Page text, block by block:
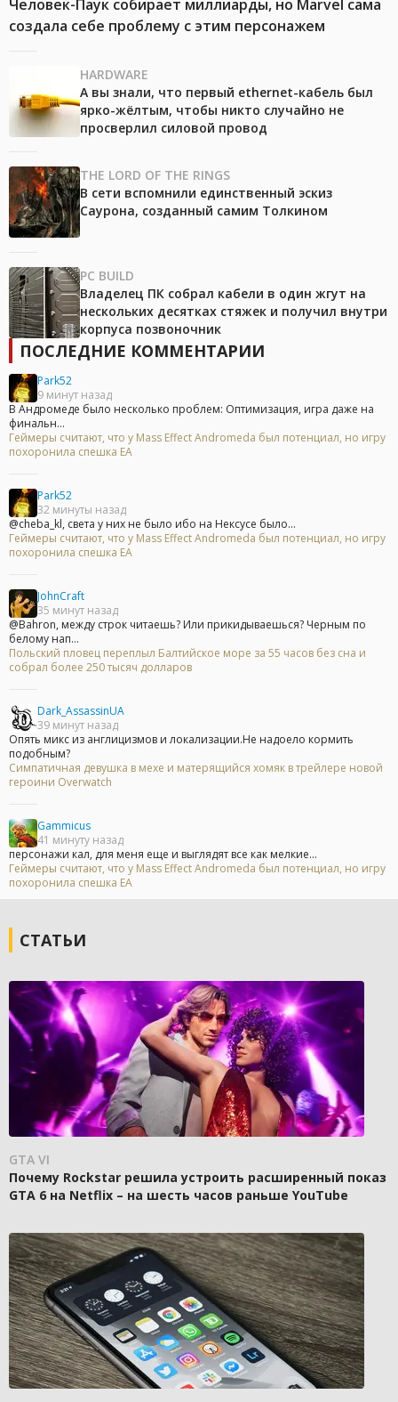
Человек-Паук собирает миллиарды, но Marvel сама
создала себе проблему с этим персонажем
HARDWARE
А вы знали, что первый ethernet-кабель был
ярко-жёлтым, чтобы никто случайно не
просверлил силовой провод
THE LORD OF THE RINGS
В сети вспомнили единственный эскиз
Саурона, созданный самим Толкином
PC BUILD
Владелец ПК собрал кабели в один жгут на
нескольких десятках стяжек и получил внутри
корпуса позвоночник
ПОСЛЕДНИЕ КОММЕНТАРИИ
Park52
9 минут назад
В Андромеде было несколько проблем: Оптимизация, игра даже на
финальн...
Геймеры считают, что у Mass Effect Andromeda был потенциал, но игру
похоронила спешка EA
Park52
32 минуты назад
@cheba_kl, света у них не было ибо на Нексусе было...
Геймеры считают, что у Mass Effect Andromeda был потенциал, но игру
похоронила спешка EA
JohnCraft
35 минут назад
@Bahron, между строк читаешь? Или прикидываешься? Черным по
белому нап...
Польский пловец переплыл Балтийское море за 55 часов без сна и
собрал более 250 тысяч долларов
Dark_AssassinUA
39 минут назад
Опять микс из англицизмов и локализации.Не надоело кормить
подобным?
Симпатичная девушка в мехе и матерящийся хомяк в трейлере новой
героини Overwatch
Gammicus
41 минуту назад
персонажи кал, для меня еще и выглядят все как мелкие...
Геймеры считают, что у Mass Effect Andromeda был потенциал, но игру
похоронила спешка EA
СТАТЬИ
GTA VI
Почему Rockstar решила устроить расширенный показ
GTA 6 на Netflix – на шесть часов раньше YouTube